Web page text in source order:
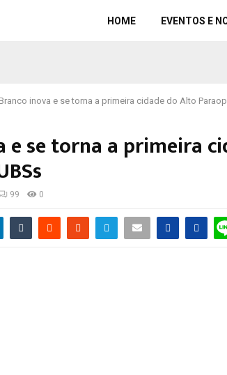
HOME EVENTOS E
inova e se torna a primeira cidade do Alto
e se torna a primeira
99 0